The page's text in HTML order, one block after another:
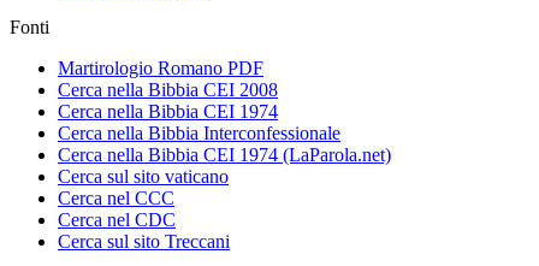
Fonti
Martirologio Romano PDF
Cerca nella Bibbia CEI 2008
Cerca nella Bibbia CEI 1974
Cerca nella Bibbia Interconfessionale
Cerca nella Bibbia CEI 1974 (LaParola.net)
Cerca sul sito vaticano
Cerca nel CCC
Cerca nel CDC
Cerca sul sito Treccani